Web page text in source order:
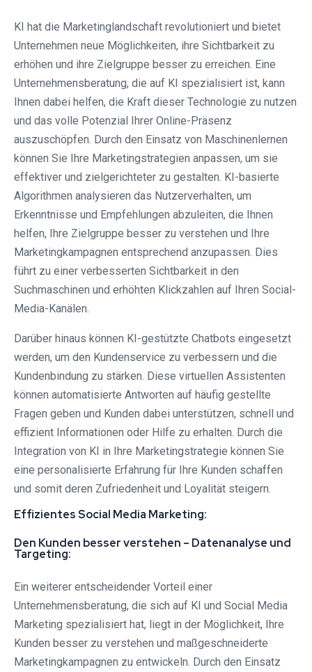
KI hat die Marketinglandschaft revolutioniert und bietet
Unternehmen neue Möglichkeiten, ihre Sichtbarkeit zu
erhöhen und ihre Zielgruppe besser zu erreichen. Eine
Unternehmensberatung, die auf KI spezialisiert ist, kann
Ihnen dabei helfen, die Kraft dieser Technologie zu nutzen
und das volle Potenzial Ihrer Online-Präsenz
auszuschöpfen. Durch den Einsatz von Maschinenlernen
können Sie Ihre Marketingstrategien anpassen, um sie
effektiver und zielgerichteter zu gestalten. KI-basierte
Algorithmen analysieren das Nutzerverhalten, um
Erkenntnisse und Empfehlungen abzuleiten, die Ihnen
helfen, Ihre Zielgruppe besser zu verstehen und Ihre
Marketingkampagnen entsprechend anzupassen. Dies
führt zu einer verbesserten Sichtbarkeit in den
Suchmaschinen und erhöhten Klickzahlen auf Ihren Social-
Media-Kanälen.
Darüber hinaus können KI-gestützte Chatbots eingesetzt
werden, um den Kundenservice zu verbessern und die
Kundenbindung zu stärken. Diese virtuellen Assistenten
können automatisierte Antworten auf häufig gestellte
Fragen geben und Kunden dabei unterstützen, schnell und
effizient Informationen oder Hilfe zu erhalten. Durch die
Integration von KI in Ihre Marketingstrategie können Sie
eine personalisierte Erfahrung für Ihre Kunden schaffen
und somit deren Zufriedenheit und Loyalität steigern.
Effizientes Social Media Marketing:
Den Kunden besser verstehen – Datenanalyse und
Targeting:
Ein weiterer entscheidender Vorteil einer
Unternehmensberatung, die sich auf KI und Social Media
Marketing spezialisiert hat, liegt in der Möglichkeit, Ihre
Kunden besser zu verstehen und maßgeschneiderte
Marketingkampagnen zu entwickeln. Durch den Einsatz